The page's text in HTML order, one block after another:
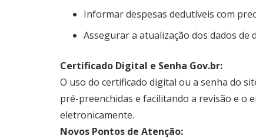
Informar despesas dedutíveis com
Assegurar a atualização dos dados de
Certificado Digital e Senha Gov.br:
O uso do certificado digital ou a senha do
pré-preenchidas e facilitando a revisão e o
eletronicamente.
Novos Pontos de Atenção: